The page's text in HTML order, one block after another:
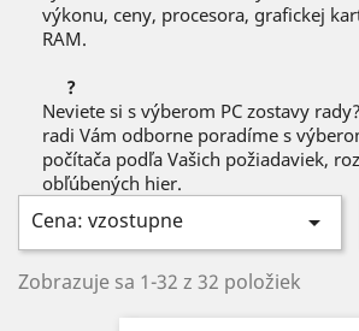
výkonu, ceny, procesora, grafickej
RAM.
?
Neviete si s výberom PC zostavy
radi Vám odborne poradíme s
počítača podľa Vašich požiadaviek,
obľúbených hier.
Cena: vzostupne 
Zobrazuje sa 1-32 z 32 položiek